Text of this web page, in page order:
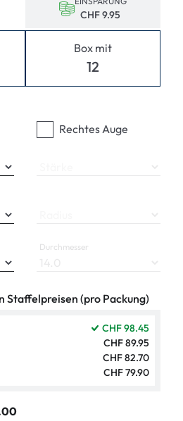
CHF 9.95
Box mit
12
Rechtes Auge
Durchmesser
Staffelpreisen (pro Packung)
CHF 98.45
CHF 89.95
CHF 82.70
CHF 79.90